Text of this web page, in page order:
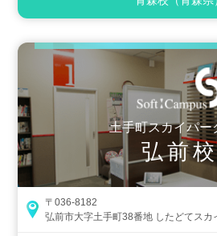
土手町スカイパー
弘前
〒036-8182
弘前市大字土手町38番地 したどてスカ